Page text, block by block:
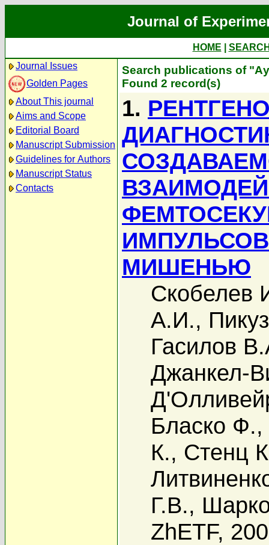
Journal of
HOME
Journal Issues
Golden Pages
About This journal
Aims and Scope
Editorial Board
Manuscript Submission
Guidelines for Authors
Manuscript Status
Contacts
Search publications of
Found 2 record(s)
1.
МИШЕНЬЮ
Скобелев
А.И.,
Гасилов
Джанкел-
Бласко Ф.,
К., Стенц
Г.В.,
ZhETF,